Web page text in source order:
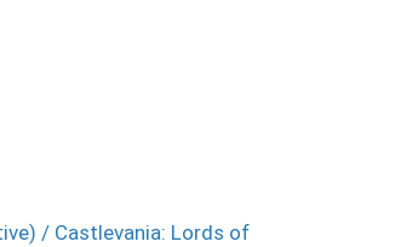
/ Castlevania: Lords of